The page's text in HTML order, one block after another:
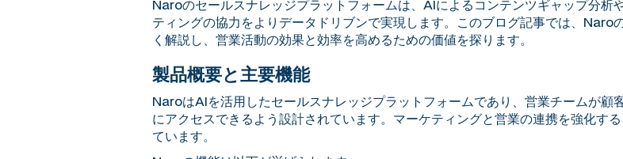
Naroのセールスナレッジプラットフォームは、AIによるコンテンツギャップ分析
ティングの協力をよりデータドリブンで実現します。このブログ記事では、Naro
く解説し、営業活動の効果と効率を高めるための価値を探ります。
製品概要と主要機能
NaroはAIを活用したセールスナレッジプラットフォームであり、営業チームが顧
にアクセスできるよう設計されています。マーケティングと営業の連携を強化す
ています。